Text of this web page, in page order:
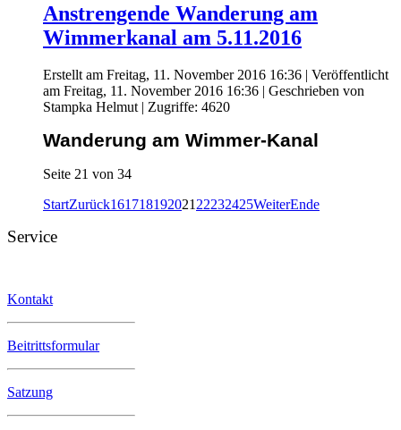
Anstrengende Wanderung am
Wimmerkanal am 5.11.2016
Erstellt am Freitag, 11. November 2016 16:36
Veröffentlicht
am Freitag, 11. November 2016 16:36
Geschrieben von
Stampka Helmut| Zugriffe: 4620
Wanderung am Wimmer-Kanal
Seite 21 von 34
StartZurück16171819202122232425WeiterEnde
Service
Kontakt
Beitrittsformular
Satzung